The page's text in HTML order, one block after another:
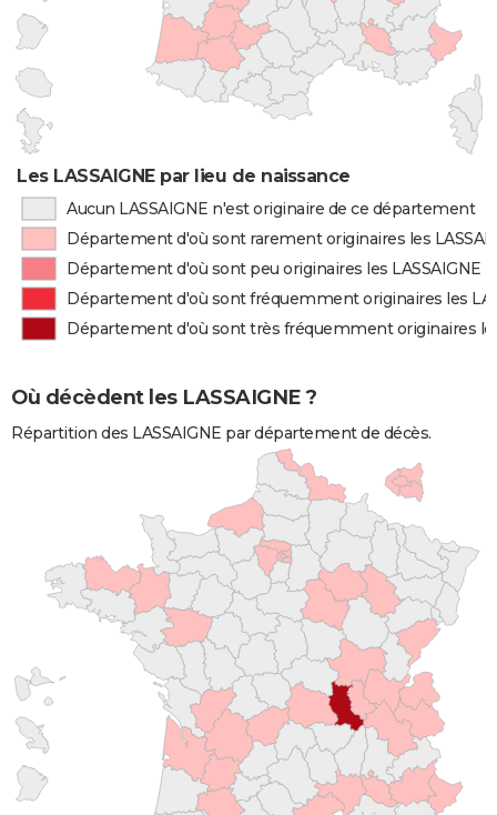
Les LASSAIGNE par lieu de naissance
Aucun LASSAIGNE n'est originaire de ce département
Département d'où sont rarement originaires les
Département d'où sont peu originaires les LASSAIGNE
Département d'où sont fréquemment originaires les
Département d'où sont très fréquemment originaires
Où décèdent les LASSAIGNE ?
Répartition des LASSAIGNE par département de décès.